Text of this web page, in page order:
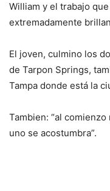
William y el trabajo
extremadamente
El joven, culmino los
de Tarpon Springs,
Tampa donde está la
Tambien: “al
uno se acostumbra”.